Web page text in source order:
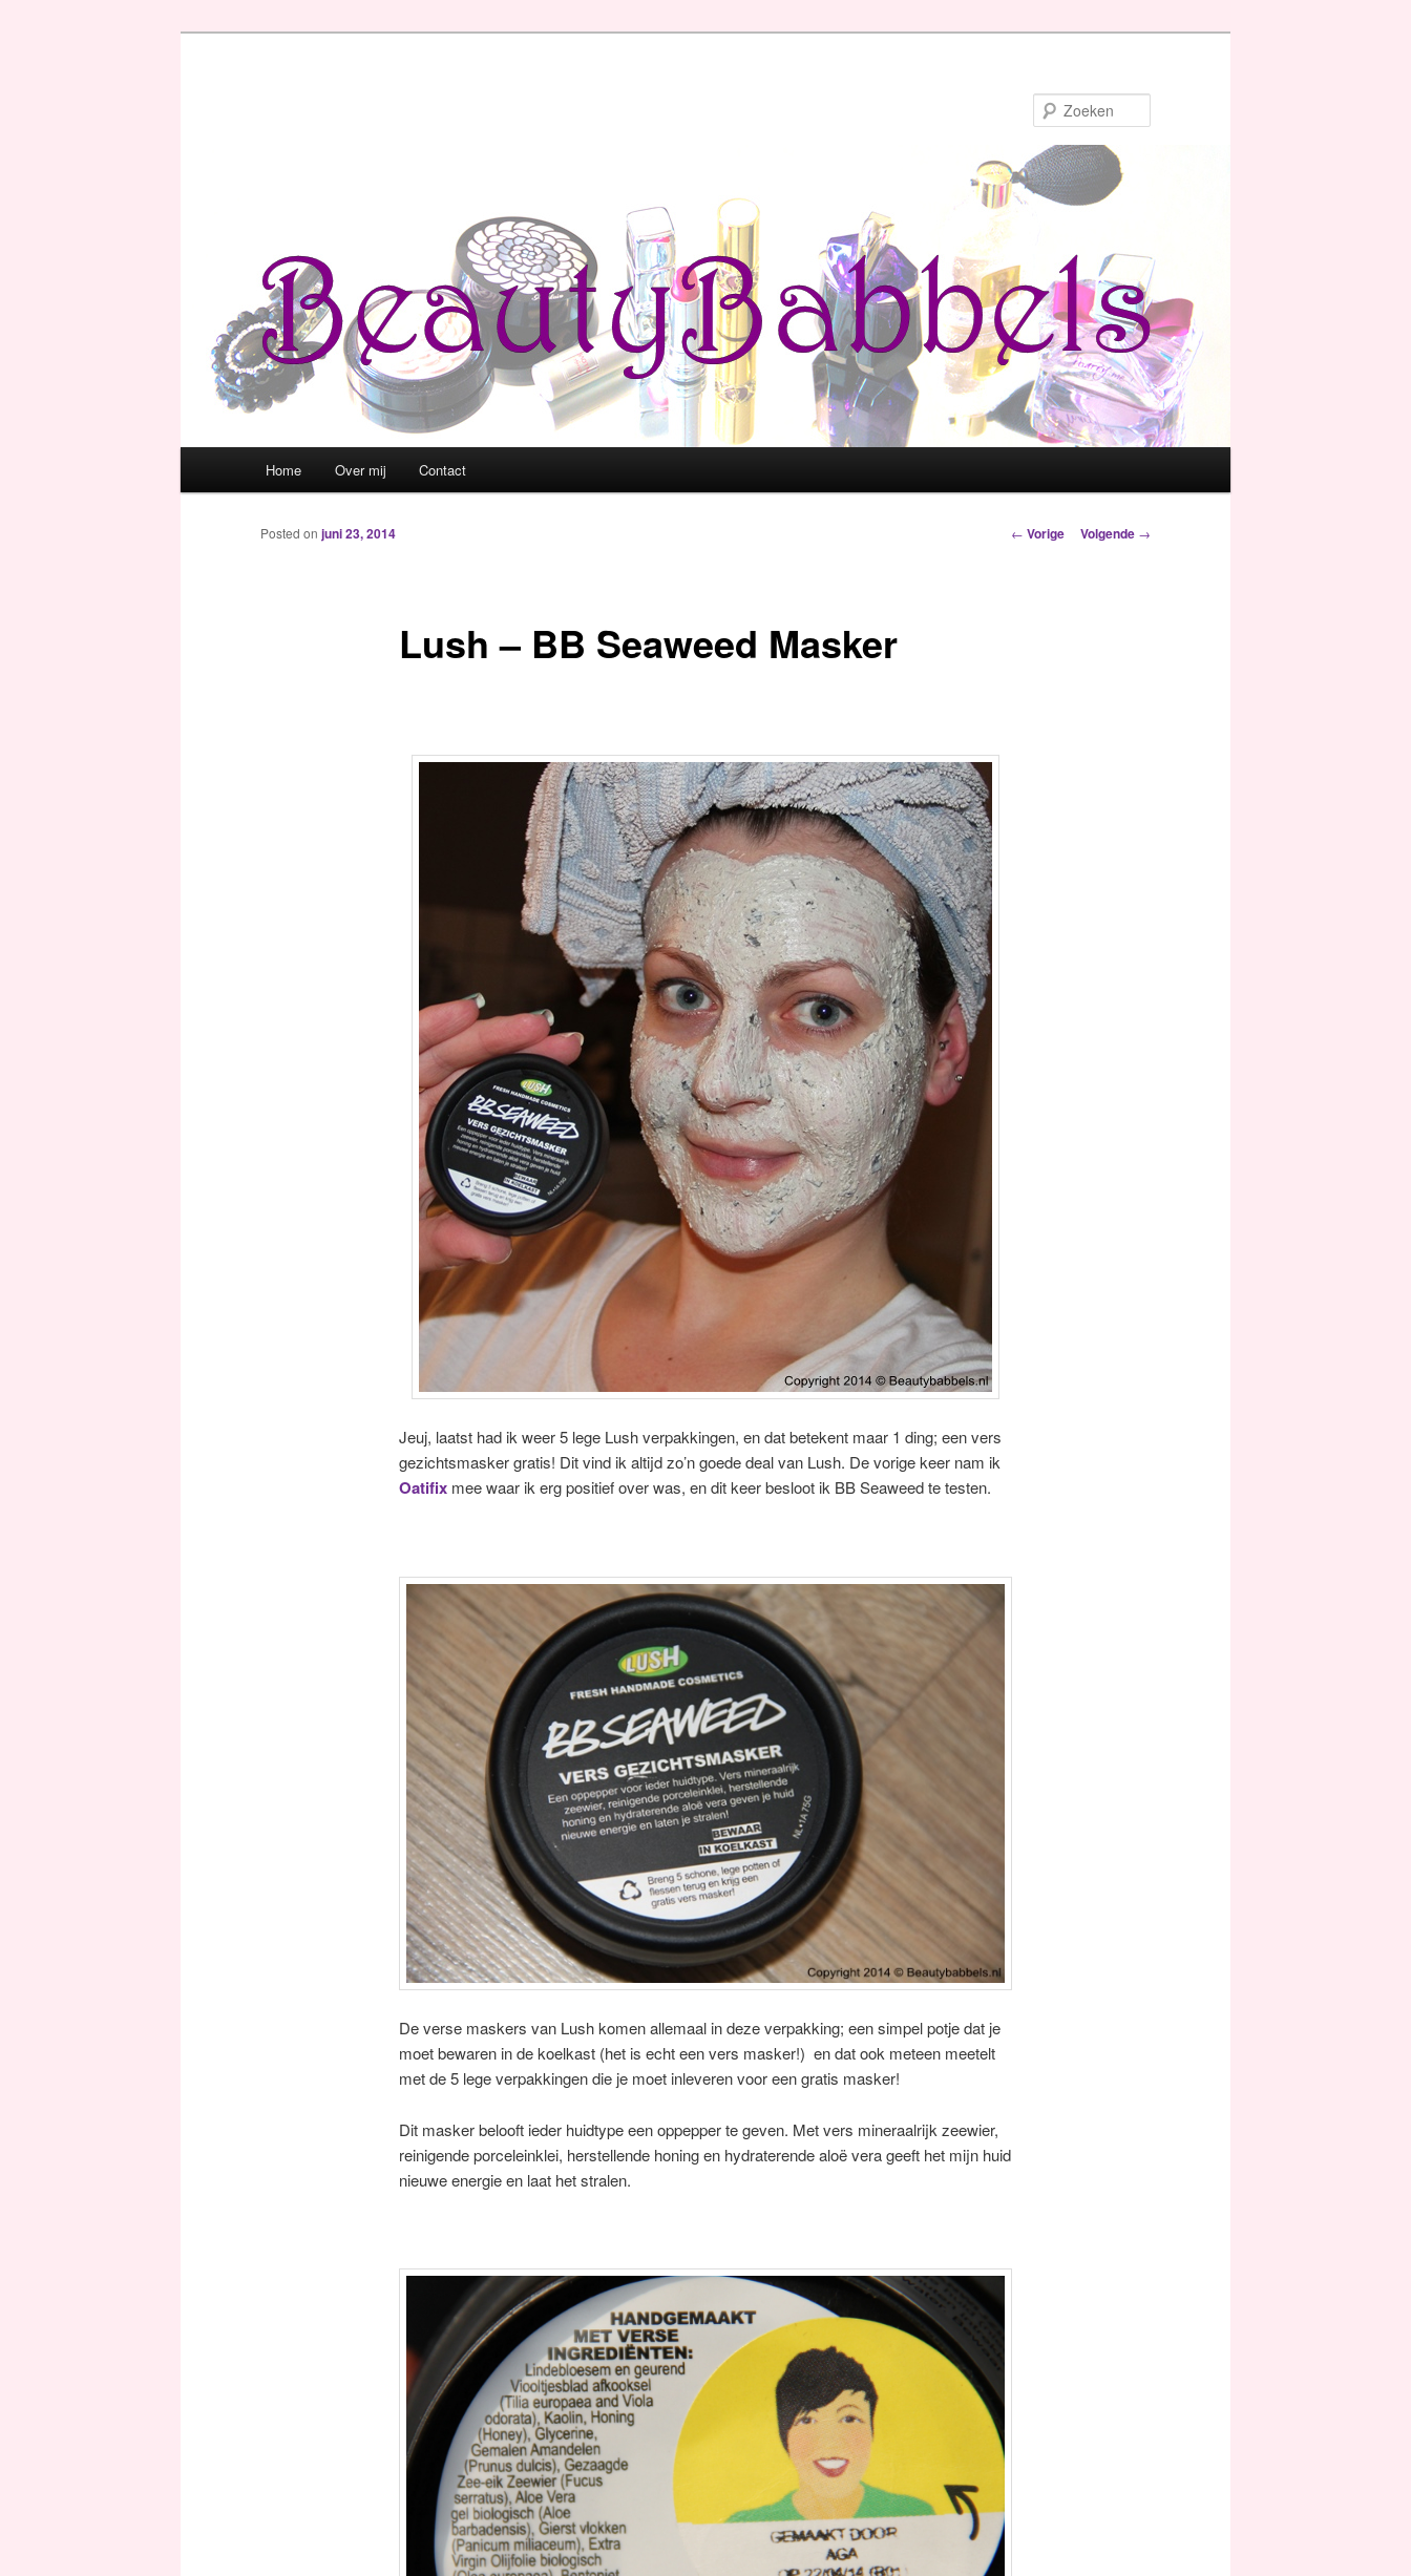
Spring naar de primaire inhoud
Spring naar de secundaire inhoud
Home Over mij Contact
Berichtnavigatie
← Vorige Volgende →
Lush – BB Seaweed Masker
Posted on juni 23, 2014
Jeuj, laatst had ik weer 5 lege Lush verpakkingen, en dat betekent maar 1 ding; een vers
gezichtsmasker gratis! Dit vind ik altijd zo’n goede deal van Lush. De vorige keer nam ik
Oatifix mee waar ik erg positief over was, en dit keer besloot ik BB Seaweed te testen.
De verse maskers van Lush komen allemaal in deze verpakking; een simpel potje dat je
moet bewaren in de koelkast (het is echt een vers masker!) en dat ook meteen meetelt
met de 5 lege verpakkingen die je moet inleveren voor een gratis masker!
Dit masker belooft ieder huidtype een oppepper te geven. Met vers mineraalrijk zeewier,
reinigende porceleinklei, herstellende honing en hydraterende aloë vera geeft het mijn huid
nieuwe energie en laat het stralen.